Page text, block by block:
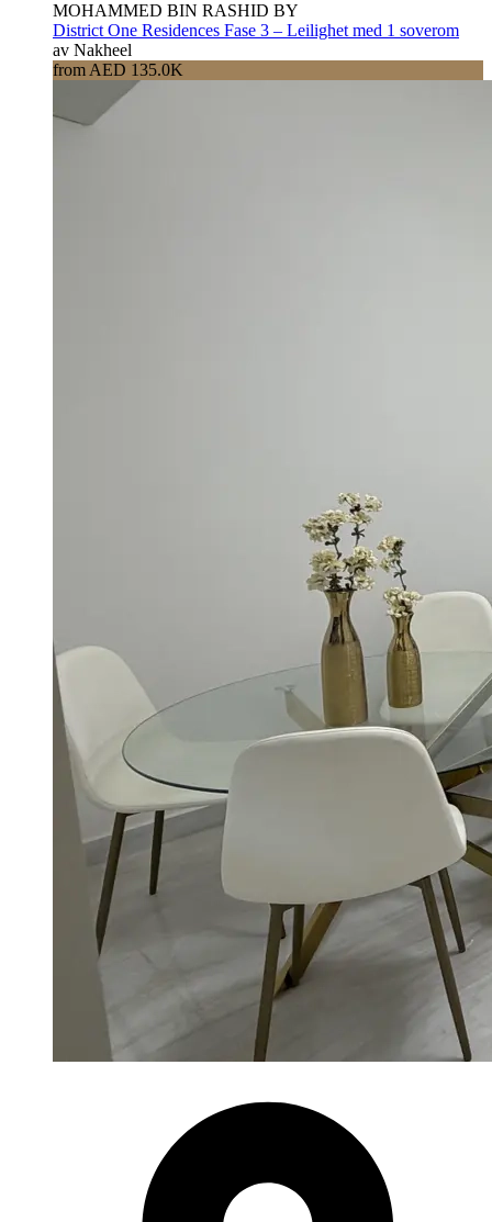
MOHAMMED BIN RASHID BY
District One Residences Fase 3 – Leilighet med 1 soverom
av Nakheel
from AED 135.0K